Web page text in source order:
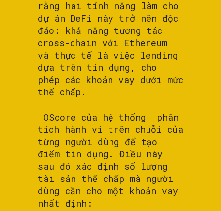
rằng hai tính năng làm cho
dự án DeFi này trở nên độc
đáo: khả năng tương tác
cross-chain với Ethereum
và thực tế là việc lending
dựa trên tín dụng, cho
phép các khoản vay dưới mức
thế chấp.
OScore của hệ thống phân
tích hành vi trên chuỗi của
từng người dùng để tạo
điểm tín dụng. Điều này
sau đó xác định số lượng
tài sản thế chấp mà người
dùng cần cho một khoản vay
nhất định: